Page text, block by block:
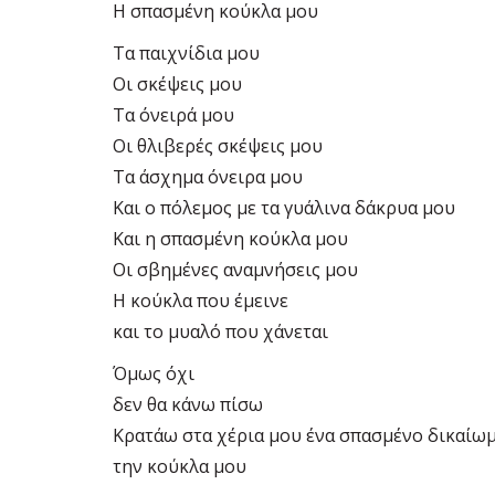
Η σπασμένη κούκλα μου
Τα παιχνίδια μου
Οι σκέψεις μου
Τα όνειρά μου
Οι θλιβερές σκέψεις μου
Τα άσχημα όνειρα μου
Και ο πόλεμος με τα γυάλινα δάκρυα μου
Και η σπασμένη κούκλα μου
Οι σβημένες αναμνήσεις μου
Η κούκλα που έμεινε
και το μυαλό που χάνεται
Όμως όχι
δεν θα κάνω πίσω
Κρατάω στα χέρια μου ένα σπασμένο
την κούκλα μου